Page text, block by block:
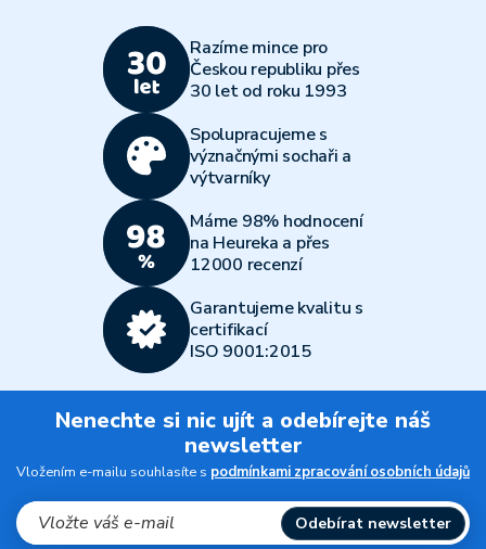
Razíme mince pro
Českou republiku přes
30 let od roku 1993
Spolupracujeme s
význačnými sochaři a
výtvarníky
Máme 98% hodnocení
na Heureka a přes
12000 recenzí
Garantujeme kvalitu s
certifikací
ISO 9001:2015
Nenechte si nic ujít a odebírejte náš
newsletter
Vložením e-mailu souhlasíte s podmínkami zpracování osobních údajů
Odebírat newsletter